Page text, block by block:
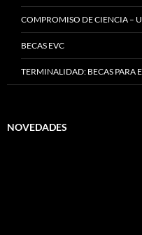
COMPROMISO DE CIENCIA –
BECAS EVC
TERMINALIDAD: BECAS PARA
NOVEDADES